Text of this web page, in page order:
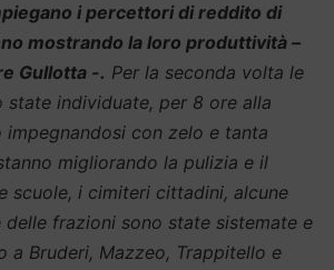
i percettori di reddito di
mostrando la loro produttività –
Gullotta -. Per la seconda volta le
state individuate, per 8 ore alla
impegnandosi con zelo e tanta
migliorando la pulizia e il
scuole, i cimiteri cittadini, alcune
frazioni sono state sistemate e
a Bruderi, Mazzeo, Trappitello e